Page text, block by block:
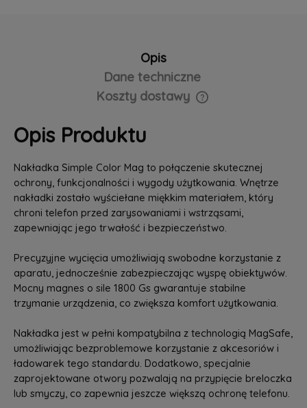
Opis
Dane techniczne
Koszty dostawy
Cena nie zawiera ewentualnych kosztów płatności
Opis Produktu
Nakładka Simple Color Mag to połączenie skutecznej
ochrony, funkcjonalności i wygody użytkowania. Wnętrze
nakładki zostało wyściełane miękkim materiałem, który
chroni telefon przed zarysowaniami i wstrząsami,
zapewniając jego trwałość i bezpieczeństwo.
Precyzyjne wycięcia umożliwiają swobodne korzystanie z
aparatu, jednocześnie zabezpieczając wyspę obiektywów.
Mocny magnes o sile 1800 Gs gwarantuje stabilne
trzymanie urządzenia, co zwiększa komfort użytkowania.
Nakładka jest w pełni kompatybilna z technologią MagSafe,
umożliwiając bezproblemowe korzystanie z akcesoriów i
ładowarek tego standardu. Dodatkowo, specjalnie
zaprojektowane otwory pozwalają na przypięcie breloczka
lub smyczy, co zapewnia jeszcze większą ochronę telefonu.